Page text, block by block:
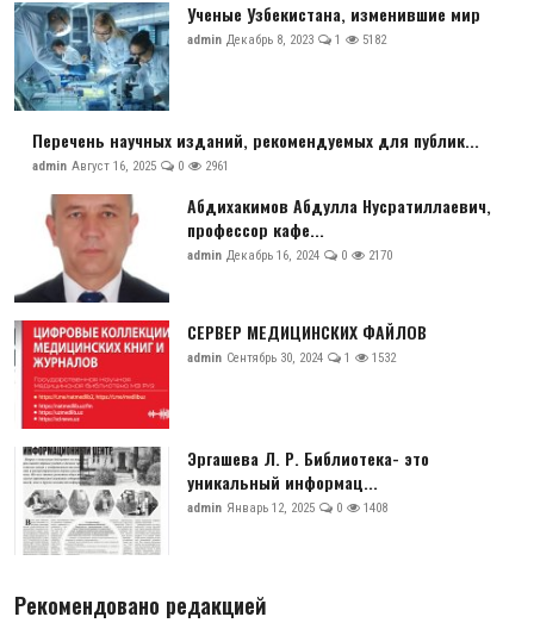
Ученые Узбекистана, изменившие мир
admin Декабрь 8, 2023 1 5182
Перечень научных изданий, рекомендуемых для публик...
admin Август 16, 2025 0 2961
Абдихакимов Абдулла Нусратиллаевич,
профессор кафе...
admin Декабрь 16, 2024 0 2170
СЕРВЕР МЕДИЦИНСКИХ ФАЙЛОВ
admin Сентябрь 30, 2024 1 1532
Эргашева Л. Р. Библиотека- это
уникальный информац...
admin Январь 12, 2025 0 1408
Рекомендовано редакцией